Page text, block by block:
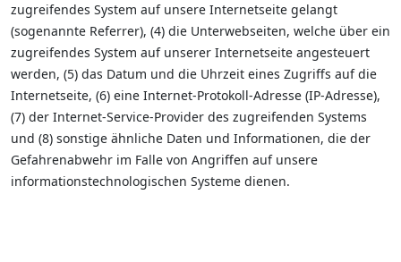
zugreifendes System auf unsere Internetseite gelangt
(sogenannte Referrer), (4) die Unterwebseiten, welche über ein
zugreifendes System auf unserer Internetseite angesteuert
werden, (5) das Datum und die Uhrzeit eines Zugriffs auf die
Internetseite, (6) eine Internet-Protokoll-Adresse (IP-Adresse),
(7) der Internet-Service-Provider des zugreifenden Systems
und (8) sonstige ähnliche Daten und Informationen, die der
Gefahrenabwehr im Falle von Angriffen auf unsere
informationstechnologischen Systeme dienen.